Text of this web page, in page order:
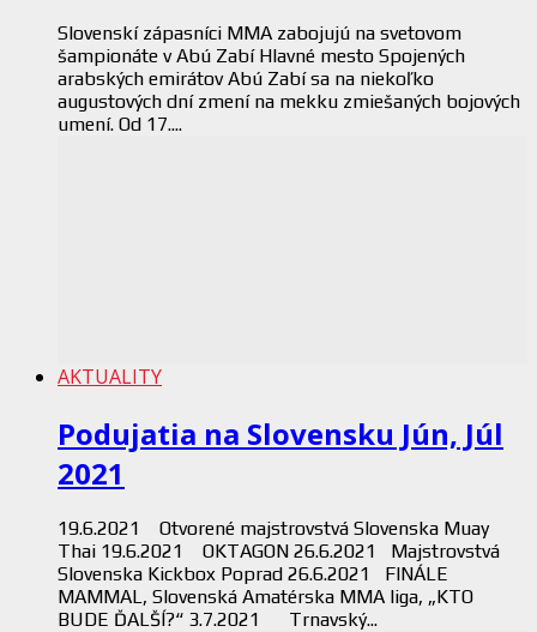
Slovenskí zápasníci MMA zabojujú na svetovom
šampionáte v Abú Zabí Hlavné mesto Spojených
arabských emirátov Abú Zabí sa na niekoľko
augustových dní zmení na mekku zmiešaných bojových
umení. Od 17....
AKTUALITY
Podujatia na Slovensku Jún, Júl
2021
19.6.2021 Otvorené majstrovstvá Slovenska Muay
Thai 19.6.2021 OKTAGON 26.6.2021 Majstrovstvá
Slovenska Kickbox Poprad 26.6.2021 FINÁLE
MAMMAL, Slovenská Amatérska MMA liga, „KTO
BUDE ĎALŠÍ?“ 3.7.2021 Trnavský...